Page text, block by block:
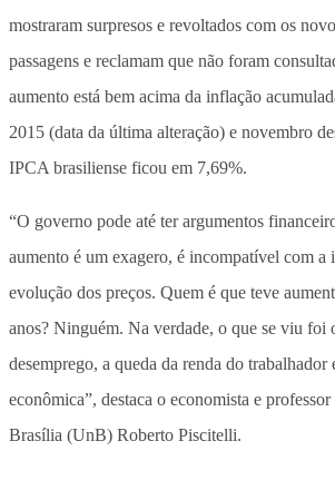
mostraram surpresos e revoltados com os
passagens e reclamam que não foram
aumento está bem acima da inflação
2015 (data da última alteração) e novembro
IPCA brasiliense ficou em 7,69%.
“O governo pode até ter argumentos
aumento é um exagero, é incompatível com a
evolução dos preços. Quem é que teve
anos? Ninguém. Na verdade, o que se viu foi
desemprego, a queda da renda do trabalhador
econômica”, destaca o economista e
Brasília (UnB) Roberto Piscitelli.